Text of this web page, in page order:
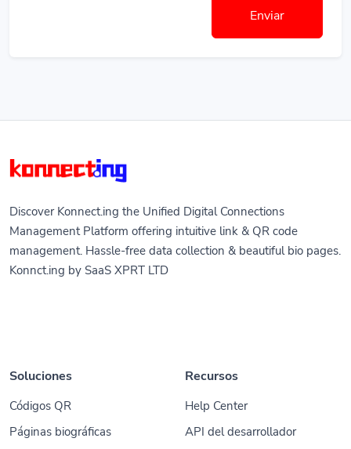
Enviar
Discover Konnect.ing the Unified Digital Connections
Management Platform offering intuitive link & QR code
management. Hassle-free data collection & beautiful bio pages.
Konnct.ing by SaaS XPRT LTD
Soluciones
Códigos QR
Páginas biográficas
Recursos
Help Center
API del desarrollador